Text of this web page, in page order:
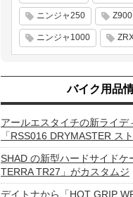
ニンジャ250
ニンジャ1000
バイク用品
アールエスタイチの新ライデ
「RSS016 DRYMASTER スト
SHAD の新型ハードサイドケ
TERRA TR27」がカスタムジ
デイトナから「HOT GRIP